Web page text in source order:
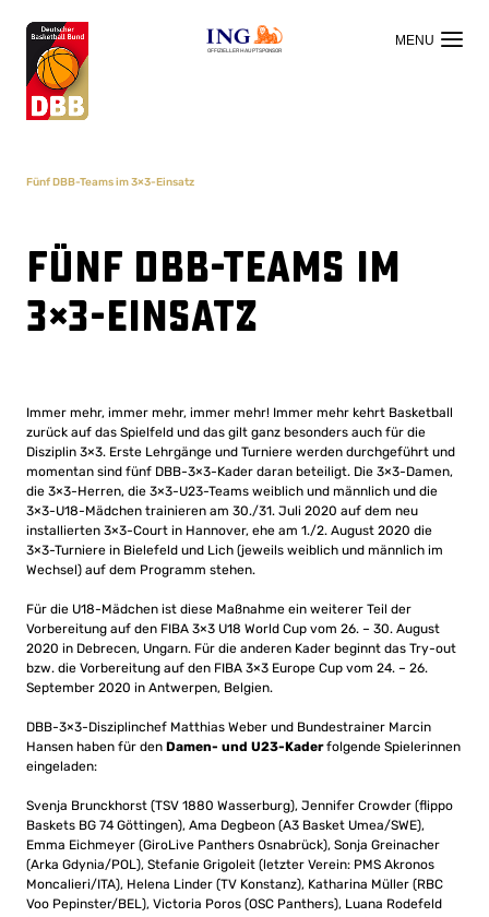
OFFIZIELLER HAUPTSPONSOR
Fünf DBB-Teams im 3×3-Einsatz
Fünf DBB-Teams im
3×3-Einsatz
Immer mehr, immer mehr, immer mehr! Immer mehr kehrt Basketball
zurück auf das Spielfeld und das gilt ganz besonders auch für die
Disziplin 3×3. Erste Lehrgänge und Turniere werden durchgeführt und
momentan sind fünf DBB-3×3-Kader daran beteiligt. Die 3×3-Damen,
die 3×3-Herren, die 3×3-U23-Teams weiblich und männlich und die
3×3-U18-Mädchen trainieren am 30./31. Juli 2020 auf dem neu
installierten 3×3-Court in Hannover, ehe am 1./2. August 2020 die
3×3-Turniere in Bielefeld und Lich (jeweils weiblich und männlich im
Wechsel) auf dem Programm stehen.
Für die U18-Mädchen ist diese Maßnahme ein weiterer Teil der
Vorbereitung auf den FIBA 3×3 U18 World Cup vom 26. – 30. August
2020 in Debrecen, Ungarn. Für die anderen Kader beginnt das Try-out
bzw. die Vorbereitung auf den FIBA 3×3 Europe Cup vom 24. – 26.
September 2020 in Antwerpen, Belgien.
DBB-3×3-Disziplinchef Matthias Weber und Bundestrainer Marcin
Hansen haben für den Damen- und U23-Kaderfolgende Spielerinnen
eingeladen:
Svenja Brunckhorst (TSV 1880 Wasserburg), Jennifer Crowder (flippo
Baskets BG 74 Göttingen), Ama Degbeon (A3 Basket Umea/SWE),
Emma Eichmeyer (GiroLive Panthers Osnabrück), Sonja Greinacher
(Arka Gdynia/POL), Stefanie Grigoleit (letzter Verein: PMS Akronos
Moncalieri/ITA), Helena Linder (TV Konstanz), Katharina Müller (RBC
Voo Pepinster/BEL), Victoria Poros (OSC Panthers), Luana Rodefeld